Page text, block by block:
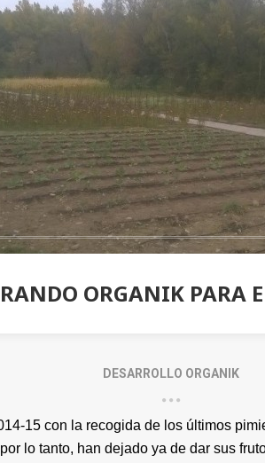
ORGANIK PARA
DESARROLLO ORGANIK
15 con la recogida de los últimos
lo tanto, han dejado ya de dar sus